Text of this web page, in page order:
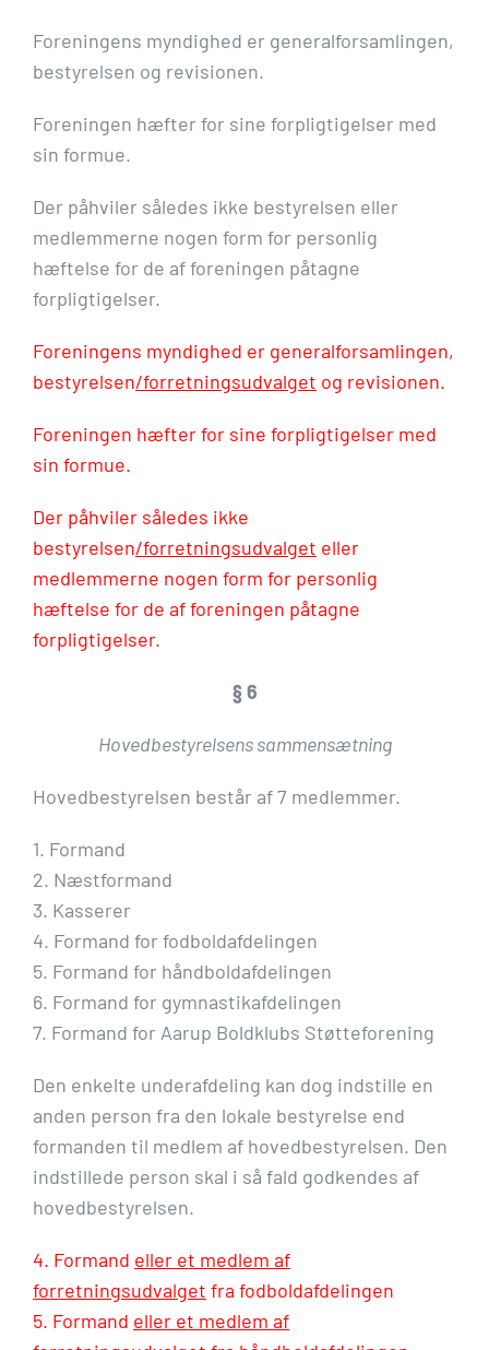
Foreningens myndighed er generalforsamlingen,
bestyrelsen og revisionen.
Foreningen hæfter for sine forpligtigelser med
sin formue.
Der påhviler således ikke bestyrelsen eller
medlemmerne nogen form for personlig
hæftelse for de af foreningen påtagne
forpligtigelser.
Foreningens myndighed er generalforsamlingen,
bestyrelsen/forretningsudvalget og revisionen.
Foreningen hæfter for sine forpligtigelser med
sin formue.
Der påhviler således ikke
bestyrelsen/forretningsudvalget eller
medlemmerne nogen form for personlig
hæftelse for de af foreningen påtagne
forpligtigelser.
§ 6
Hovedbestyrelsens sammensætning
Hovedbestyrelsen består af 7 medlemmer.
1. Formand
2. Næstformand
3. Kasserer
4. Formand for fodboldafdelingen
5. Formand for håndboldafdelingen
6. Formand for gymnastikafdelingen
7. Formand for Aarup Boldklubs Støtteforening
Den enkelte underafdeling kan dog indstille en
anden person fra den lokale bestyrelse end
formanden til medlem af hovedbestyrelsen. Den
indstillede person skal i så fald godkendes af
hovedbestyrelsen.
4. Formand eller et medlem af
forretningsudvalget fra fodboldafdelingen
5. Formand eller et medlem af